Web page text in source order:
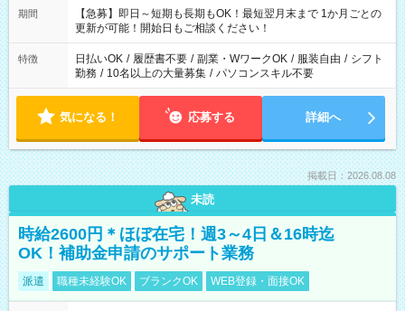
期間
【急募】即日～短期も長期もOK！最短翌月末まで 1か月ごとの
更新が可能！開始日もご相談ください！
特徴 日払いOK / 履歴書不要 / 副業・WワークOK / 服装自由 / シフト
勤務 / 10名以上の大量募集 / パソコンスキル不要
気になる！ 応募する 詳細へ
掲載日：2026.08.08
未読
時給2600円＊ほぼ在宅！週3～4日＆16時迄
OK！補助金申請のサポート業務
派遣 職種未経験OK ブランクOK WEB登録・面接OK